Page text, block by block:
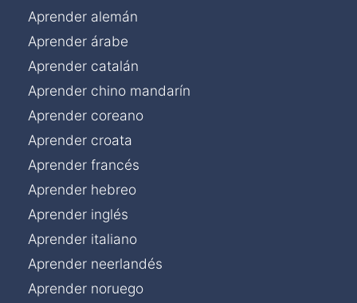
Aprender alemán
Aprender árabe
Aprender catalán
Aprender chino mandarín
Aprender coreano
Aprender croata
Aprender francés
Aprender hebreo
Aprender inglés
Aprender italiano
Aprender neerlandés
Aprender noruego